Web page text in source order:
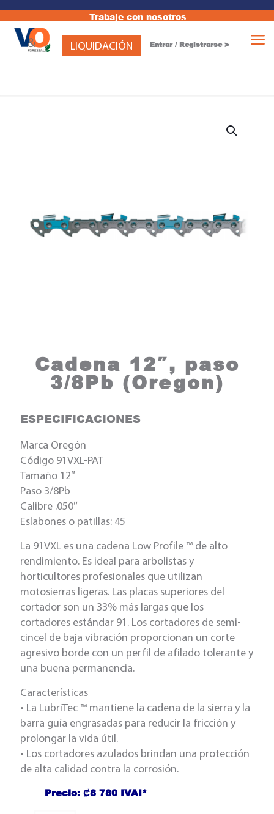
Trabaje con nosotros
LIQUIDACIÓN Entrar / Registrarse >
Cadena 12″, paso
3/8Pb (Oregon)
ESPECIFICACIONES
Marca Oregón
Código 91VXL-PAT
Tamaño 12″
Paso 3/8Pb
Calibre .050″
Eslabones o patillas: 45
La 91VXL es una cadena Low Profile ™ de alto
rendimiento. Es ideal para arbolistas y
horticultores profesionales que utilizan
motosierras ligeras. Las placas superiores del
cortador son un 33% más largas que los
cortadores estándar 91. Los cortadores de semi-
cincel de baja vibración proporcionan un corte
agresivo borde con un perfil de afilado tolerante y
una buena permanencia.
Características
• La LubriTec ™ mantiene la cadena de la sierra y la
barra guía engrasadas para reducir la fricción y
prolongar la vida útil.
• Los cortadores azulados brindan una protección
de alta calidad contra la corrosión.
Precio: ₡8 780 IVAI*